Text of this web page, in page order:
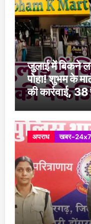
जुलाई में बिकने
पोहा! शुभम के
की कार्रवाई,
अपराध खबर-24x7